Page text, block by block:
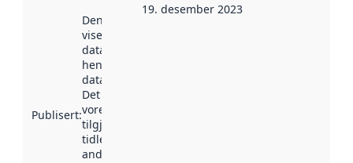
Publisert:
Denne datoen
viser når
datasettet vart
henta inn av
data.norge.no.
Det kan ha
vore
tilgjengeleg
tidlegare
andre stader.
19. desember 2023